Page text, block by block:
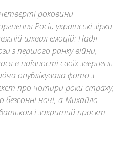
роковини
Росії, українські зірки
шквал емоцій: Надя
з першого ранку війни,
в наївності своїх звернень
опублікувала фото з
про чотири роки страху,
безсонні ночі, а Михайло
і закритий проєкт